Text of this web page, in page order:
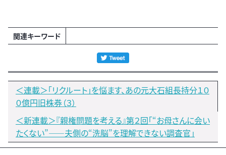
関連キーワード
＜連載＞「リクルート」を悩ます、あの元大石組長持分１０
０億円旧株券（３）
＜新連載＞『親権問題を考える』第２回「“お母さんに会い
たくない”――夫側の“洗脳”を理解できない調査官」